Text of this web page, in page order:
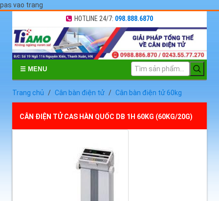
pas vao trang
HOTLINE 24/7: 098.888.6870
☰ MENU
Trang chủ Cân bàn điện tử Cân bàn điện tử 60kg
CÂN ĐIỆN TỬ CAS HÀN QUỐC DB 1H 60KG (60KG/20G)